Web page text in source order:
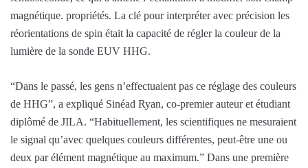
magnétique. propriétés. La clé pour interpréter avec précision les
réorientations de spin était la capacité de régler la couleur de la
lumière de la sonde EUV HHG.
“Dans le passé, les gens n’effectuaient pas ce réglage des couleurs
de HHG”, a expliqué Sinéad Ryan, co-premier auteur et étudiant
diplômé de JILA. “Habituellement, les scientifiques ne mesuraient
le signal qu’avec quelques couleurs différentes, peut-être une ou
deux par élément magnétique au maximum.” Dans une première